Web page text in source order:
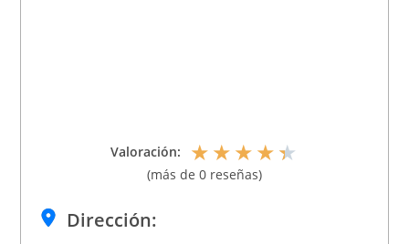
Valoración: ★★★★★
(más de 0 reseñas)
Dirección: